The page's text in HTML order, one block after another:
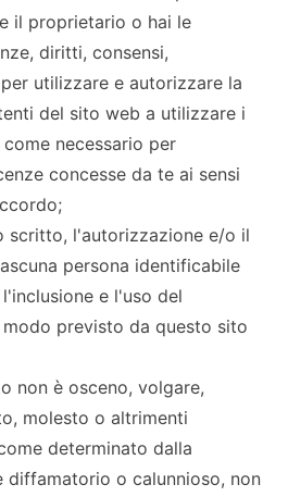
il proprietario o hai le
diritti, consensi,
utilizzare e autorizzare la
del sito web a utilizzare i
necessario per
concesse da te ai sensi
scritto, l'autorizzazione e/o il
persona identificabile
e l'uso del
previsto da questo sito
non è osceno, volgare,
molesto o altrimenti
determinato dalla
diffamatorio o calunnioso, non